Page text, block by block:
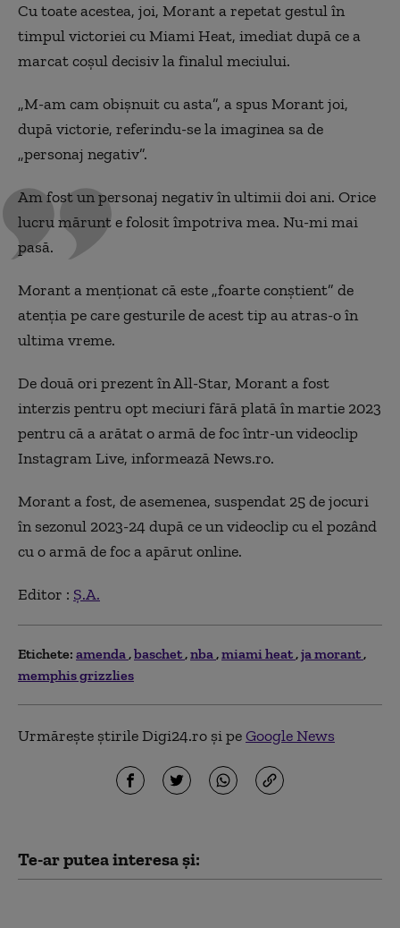
Cu toate acestea, joi, Morant a repetat gestul în
timpul victoriei cu Miami Heat, imediat după ce a
marcat coșul decisiv la finalul meciului.
„M-am cam obișnuit cu asta”, a spus Morant joi,
după victorie, referindu-se la imaginea sa de
„personaj negativ”.
Am fost un personaj negativ în ultimii doi ani. Orice
lucru mărunt e folosit împotriva mea. Nu-mi mai
pasă.
Morant a menționat că este „foarte conștient” de
atenția pe care gesturile de acest tip au atras-o în
ultima vreme.
De două ori prezent în All-Star, Morant a fost
interzis pentru opt meciuri fără plată în martie 2023
pentru că a arătat o armă de foc într-un videoclip
Instagram Live, informează News.ro.
Morant a fost, de asemenea, suspendat 25 de jocuri
în sezonul 2023-24 după ce un videoclip cu el pozând
cu o armă de foc a apărut online.
Editor : Ș.A.
Etichete: amenda baschet nba miami heat ja morant
memphis grizzlies
Urmărește știrile Digi24.ro și peGoogle News
Te-ar putea interesa și: